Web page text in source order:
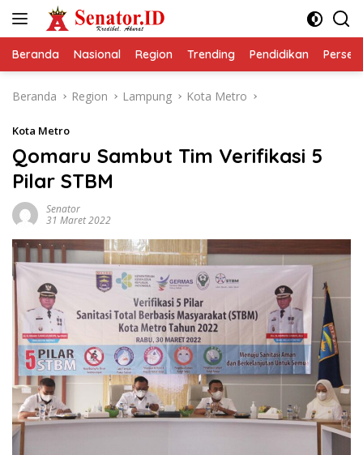
Beranda Nasional Region Trending Pendidikan
Beranda Region Lampung Kota Metro
Kota Metro
Qomaru Sambut Tim Verifikasi 5
Pilar STBM
Senator
31 Maret 2022